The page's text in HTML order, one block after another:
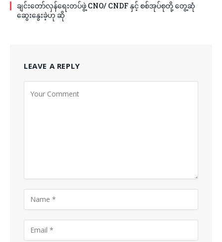
ချင်းတော်လှန်ရေးတပ်ဖွဲ့ CNO/ CNDF နှင့် စစ်အုပ်စုတို့ တွေ့ဆုံ
ဆွေးနွေးခဲ့ဟု ဆို
LEAVE A REPLY